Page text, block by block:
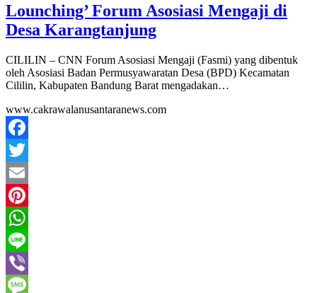
Lounching’ Forum Asosiasi Mengaji di
Desa Karangtanjung
CILILIN – CNN Forum Asosiasi Mengaji (Fasmi) yang dibentuk
oleh Asosiasi Badan Permusyawaratan Desa (BPD) Kecamatan
Cililin, Kabupaten Bandung Barat mengadakan…
www.cakrawalanusantaranews.com
Facebook
Twitter
Email
Pinterest
WhatsApp
Line
Viber